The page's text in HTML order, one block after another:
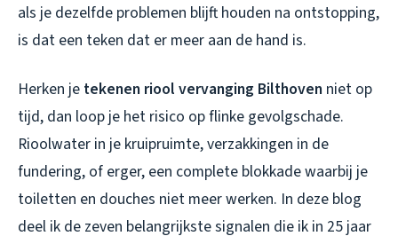
als je dezelfde problemen blijft houden na ontstopping,
is dat een teken dat er meer aan de hand is.
Herken je tekenen riool vervanging Bilthoven niet op
tijd, dan loop je het risico op flinke gevolgschade.
Rioolwater in je kruipruimte, verzakkingen in de
fundering, of erger, een complete blokkade waarbij je
toiletten en douches niet meer werken. In deze blog
deel ik de zeven belangrijkste signalen die ik in 25 jaar